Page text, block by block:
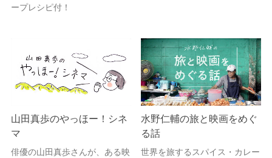
ープレシピ付！
山田真歩のやっほー！シネ
マ
俳優の山田真歩さんが、ある映
水野仁輔の旅と映画をめぐ
る話
世界を旅するスパイス・カレー